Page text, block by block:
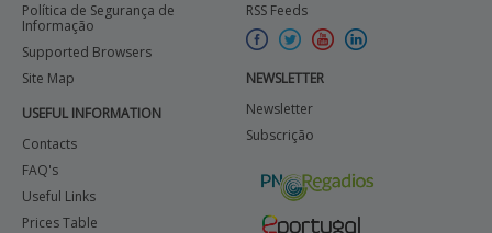
Política de Segurança de
Informação
Supported Browsers
Site Map
USEFUL INFORMATION
Contacts
FAQ's
Useful Links
Prices Table
RSS Feeds
NEWSLETTER
Newsletter
Subscrição